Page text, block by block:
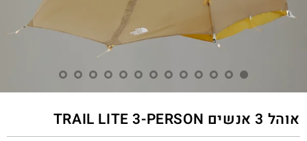
אוהל 3 אנשים TRAIL LITE 3-PERSON